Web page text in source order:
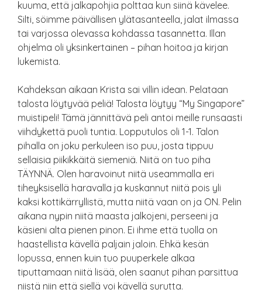
kuuma, että jalkapohjia polttaa kun siinä kävelee.
Silti, söimme päivällisen ylätasanteella, jalat ilmassa
tai varjossa olevassa kohdassa tasannetta. Illan
ohjelma oli yksinkertainen – pihan hoitoa ja kirjan
lukemista.
Kahdeksan aikaan Krista sai villin idean. Pelataan
talosta löytyvää peliä! Talosta löytyy “My Singapore”
muistipeli! Tämä jännittävä peli antoi meille runsaasti
viihdykettä puoli tuntia. Lopputulos oli 1-1. Talon
pihalla on joku perkuleen iso puu, josta tippuu
sellaisia piikikkäitä siemeniä. Niitä on tuo piha
TÄYNNÄ. Olen haravoinut niitä useammalla eri
tiheyksisellä haravalla ja kuskannut niitä pois yli
kaksi kottikärryllistä, mutta niitä vaan on ja ON. Pelin
aikana nypin niitä maasta jalkojeni, perseeni ja
käsieni alta pienen pinon. Ei ihme että tuolla on
haastellista kävellä paljain jaloin. Ehkä kesän
lopussa, ennen kuin tuo puuperkele alkaa
tiputtamaan niitä lisää, olen saanut pihan parsittua
niistä niin että siellä voi kävellä surutta.